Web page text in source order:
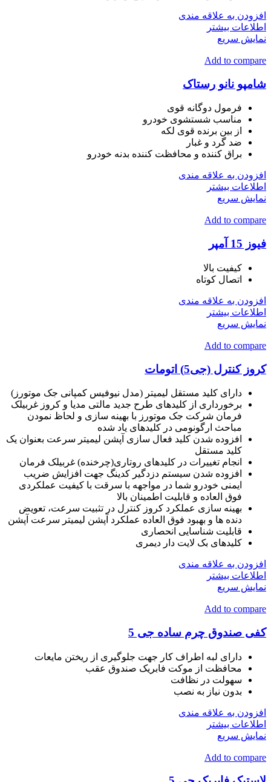
افزودن به علاقه مندی
اطلاعات بیشتر
نمایش سریع
Add to compare
شامپو نانو رستاک
فرمول دوگانه قوی
مناسب شستشوی خودرو
از بین برنده قوی لکه
ضد گرد و غبار
براق کننده و محافظت کننده بدنه خودرو
افزودن به علاقه مندی
اطلاعات بیشتر
نمایش سریع
Add to compare
فیوز 15 آمپر
کیفیت بالا
اتصال کوتاه
افزودن به علاقه مندی
اطلاعات بیشتر
نمایش سریع
Add to compare
کروز کنترل (جی5) اتومات
دارای کلید مستقل لیمیتر (مدل نیوفیس کمپانی جک موتورز)
برخورداری از کلیدهای طرح جدید مالتی مدیا و کروز غربیلک
فرمان شرکت جک موتورز با بهینه سازی و لحاظ نمودن
مباحث ارگونومی در کلیدهای یاد شده
افزوده شدن کلید فعال سازی آپشن لیمیتر سرعت بعنوان یک
کلید مستقل
انجام تغییرات در کلیدهای روتاری(چرخنده) غربیلک فرمان
افزوده شدن سیستم دزدگیر کدینگ جهت افزایش ضریب
ایمنی خودرو شما در مواجهه با سرقت با کیفیت عملکردی
فوق العاده و قابلیت اطمینان بالا
بهینه سازی عملکرد کروز کنترل در تثبیت سرعت، تعویض
دنده ها و بهبود فوق العاده عملکرد آپشن لیمیتر سرعت آپشن
قابلیت شناسایی انحصاری
کلیدهای بک لایت دار دیمری
افزودن به علاقه مندی
اطلاعات بیشتر
نمایش سریع
Add to compare
کفی صندوق چرم ساده جی 5
دارای لبه اطراف کار جهت جلوگیری از ریختن مایعات
محافظت از موکت فابریک صندوق عقب
سهولت در نظافت
بدون نیاز به نصب
افزودن به علاقه مندی
اطلاعات بیشتر
نمایش سریع
Add to compare